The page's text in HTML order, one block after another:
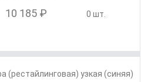
10 185 ₽ 0 шт.
(рестайлинговая) узкая (синяя)